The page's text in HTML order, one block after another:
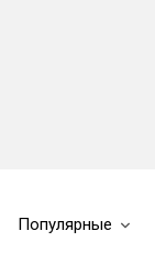
Популярные